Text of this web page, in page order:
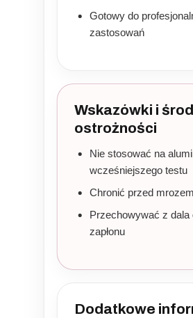
Gotowy do
zastosowań
Wskazówki i
ostrożności
Nie stosować na
wcześniejszego testu
Chronić przed mrozem
Przechowywać z dala
zapłonu
Dodatkowe